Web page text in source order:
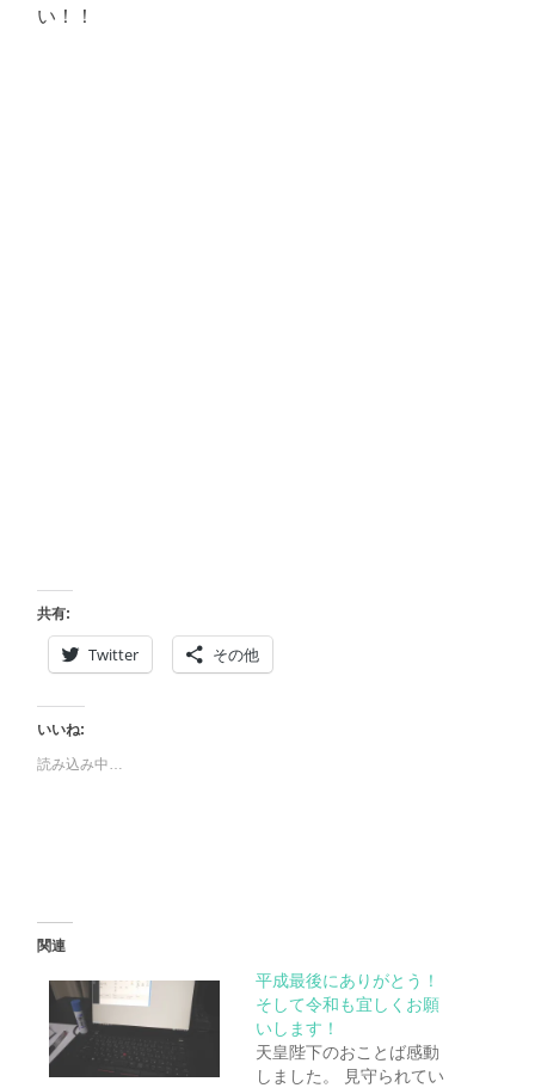
い！！
共有:
Twitter その他
いいね:
読み込み中…
関連
平成最後にありがとう！
そして令和も宜しくお願
いします！
天皇陛下のおことば感動
しました。 見守られてい